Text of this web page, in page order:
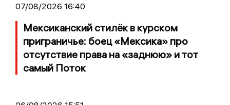
07/08/2026 16:40
Мексиканский стилёк в курском
приграничье: боец «Мексика» про
отсутствие права на «заднюю» и тот
самый Поток